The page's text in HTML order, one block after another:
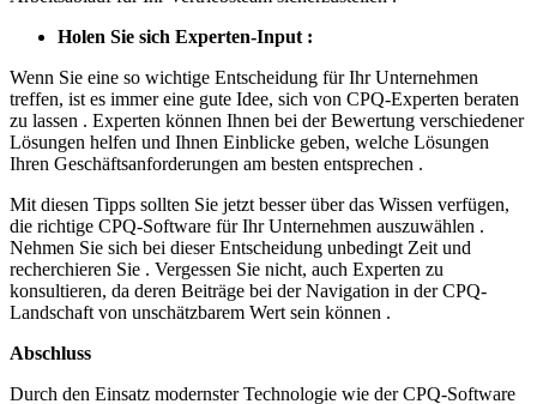
Holen Sie sich Experten-Input :
Wenn Sie eine so wichtige Entscheidung für Ihr Unternehmen
treffen, ist es immer eine gute Idee, sich von CPQ-Experten beraten
zu lassen . Experten können Ihnen bei der Bewertung verschiedener
Lösungen helfen und Ihnen Einblicke geben, welche Lösungen
Ihren Geschäftsanforderungen am besten entsprechen .
Mit diesen Tipps sollten Sie jetzt besser über das Wissen verfügen,
die richtige CPQ-Software für Ihr Unternehmen auszuwählen .
Nehmen Sie sich bei dieser Entscheidung unbedingt Zeit und
recherchieren Sie . Vergessen Sie nicht, auch Experten zu
konsultieren, da deren Beiträge bei der Navigation in der CPQ-
Landschaft von unschätzbarem Wert sein können .
Abschluss
Durch den Einsatz modernster Technologie wie der CPQ-Software